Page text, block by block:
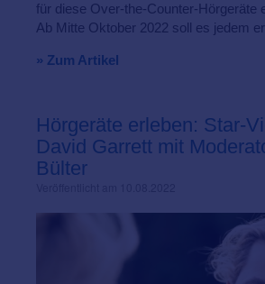
für diese Over-the-Counter-Hörgeräte
Ab Mitte Oktober 2022 soll es jedem
» Zum Artikel
Hörgeräte erleben: Star-
David Garrett mit
Bülter